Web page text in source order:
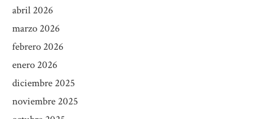
abril 2026
marzo 2026
febrero 2026
enero 2026
diciembre 2025
noviembre 2025